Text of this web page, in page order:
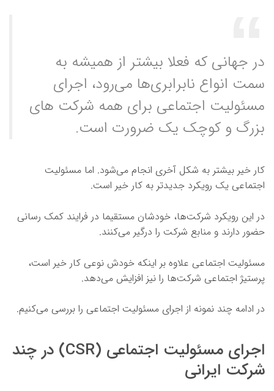
در جهانی که فعلا بیشتر از همیشه به
سمت انواع نابرابری‌ها می‌رود، اجرای
مسئولیت اجتماعی برای همه شرکت های
بزرگ و کوچک یک ضرورت است.
کار خیر بیشتر به شکل آخری انجام می‌شود. اما مسئولیت
اجتماعی یک رویکرد جدیدتر به کار خیر است.
در این رویکرد شرکت‌ها، خودشان مستقیما در فرایند کمک رسانی
حضور دارند و منابع شرکت را درگیر می‌کنند.
مسئولیت اجتماعی علاوه بر اینکه خودش نوعی کار خیر است،
پرستیژ اجتماعی شرکت‌ها را نیز افزایش می‌دهد.
در ادامه چند نمونه از اجرای مسئولیت اجتماعی را بررسی می‌کنیم.
اجرای مسئولیت اجتماعی (CSR) در چند
شرکت ایرانی